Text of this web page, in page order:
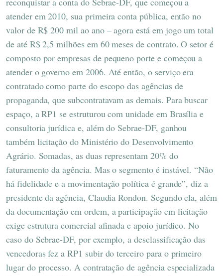
atender em 2010, sua primeira conta pública, então no
valor de R$ 200 mil ao ano – agora está em jogo um total
de até R$ 2,5 milhões em 60 meses de contrato. O setor é
composto por empresas de pequeno porte e começou a
atender o governo em 2006. Até então, o serviço era
contratado como parte do escopo das agências de
propaganda, que subcontratavam as demais. Para buscar
espaço, a RP1 se estruturou com unidade em Brasília e
consultoria jurídica e, além do Sebrae-DF, ganhou
também licitação do Ministério do Desenvolvimento
Agrário. Somadas, as duas representam 20% do
faturamento da agência. Mas o segmento é instável. “Não
há fidelidade e a movimentação política é grande”, diz a
presidente da agência, Claudia Rondon. Segundo ela, além
da documentação em ordem, a participação em licitação
exige estrutura comercial afinada e apoio jurídico. No
caso do Sebrae-DF, por exemplo, a desclassificação das
vencedoras fez a RP1 subir do terceiro para o primeiro
lugar do processo. A contratação de agência especializada